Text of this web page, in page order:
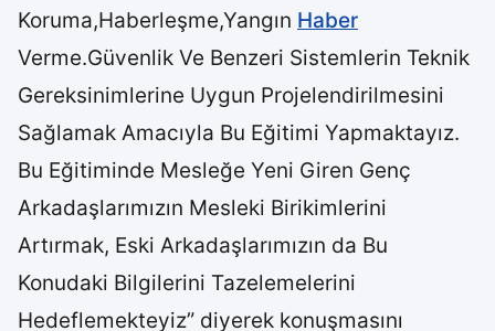
Koruma,Haberleşme,Yangın Haber
Verme.Güvenlik Ve Benzeri Sistemlerin Teknik
Gereksinimlerine Uygun Projelendirilmesini
Sağlamak Amacıyla Bu Eğitimi Yapmaktayız.
Bu Eğitiminde Mesleğe Yeni Giren Genç
Arkadaşlarımızın Mesleki Birikimlerini
Artırmak, Eski Arkadaşlarımızın da Bu
Konudaki Bilgilerini Tazelemelerini
Hedeflemekteyiz” diyerek konuşmasını